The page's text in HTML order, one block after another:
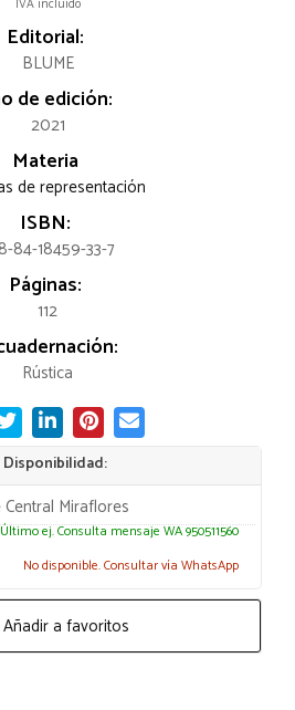
IVA incluido
Editorial:
BLUME
de edición:
2021
Materia
de representación
ISBN:
84-18459-33-7
Páginas:
112
Rústica
Disponibilidad:
Central Miraflores
Último ej. Consulta mensaje WA 950511560
No disponible. Consultar vía WhatsApp
Añadir a favoritos